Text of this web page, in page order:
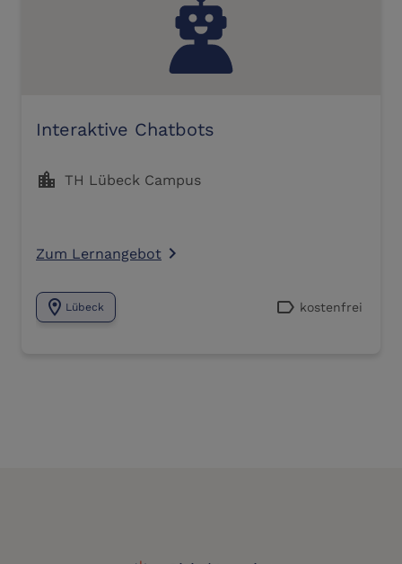
Interaktive Chatbots
location_city TH Lübeck Campus
Zum Lernangebot navigate_next
location_on Lübeck label kostenfrei